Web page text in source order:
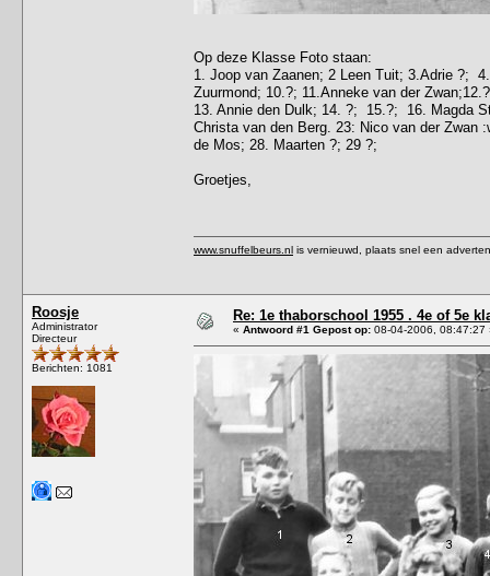
Op deze Klasse Foto staan:
1. Joop van Zaanen; 2 Leen Tuit; 3.Adrie ?;
Zuurmond; 10.?; 11.Anneke van der
13. Annie den Dulk; 14. ?; 15.?; 16. Magda
Christa van den Berg. 23: Nico van der Zwan
de Mos; 28. Maarten ?; 29 ?;
Groetjes,
www.snuffelbeurs.nl is vernieuwd, plaats snel een
Roosje
Administrator
Directeur
Berichten: 1081
Re: 1e thaborschool 1955 . 4e of 5e
« Antwoord #1 Gepost op: 08-04-2006, 08:47:27